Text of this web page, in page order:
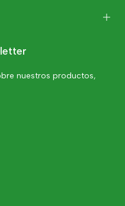
nuestros productos,